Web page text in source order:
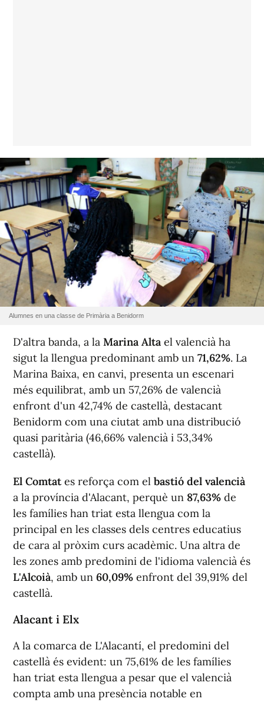
Alumnes en una classe de Primària a Benidorm
D'altra banda, a la Marina Alta el valencià ha
sigut la llengua predominant amb un 71,62%. La
Marina Baixa, en canvi, presenta un escenari
més equilibrat, amb un 57,26% de valencià
enfront d'un 42,74% de castellà, destacant
Benidorm com una ciutat amb una distribució
quasi paritària (46,66% valencià i 53,34%
castellà).
El Comtates reforça com el bastió del valencià
a la província d'Alacant, perquè un 87,63% de
les famílies han triat esta llengua com la
principal en les classes dels centres educatius
de cara al pròxim curs acadèmic. Una altra de
les zones amb predomini de l'idioma valencià és
L'Alcoià, amb un 60,09% enfront del 39,91% del
castellà.
Alacant i Elx
A la comarca de L'Alacantí, el predomini del
castellà és evident: un 75,61% de les famílies
han triat esta llengua a pesar que el valencià
compta amb una presència notable en